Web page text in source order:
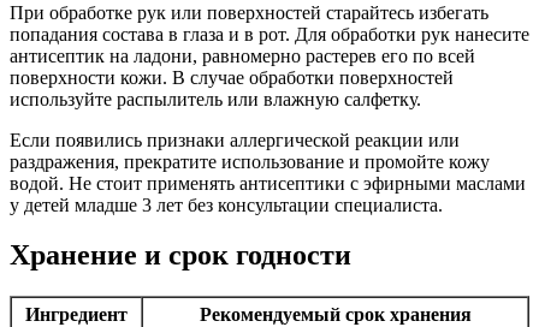
При обработке рук или поверхностей старайтесь избегать
попадания состава в глаза и в рот. Для обработки рук нанесите
антисептик на ладони, равномерно растерев его по всей
поверхности кожи. В случае обработки поверхностей
используйте распылитель или влажную салфетку.
Если появились признаки аллергической реакции или
раздражения, прекратите использование и промойте кожу
водой. Не стоит применять антисептики с эфирными маслами
у детей младше 3 лет без консультации специалиста.
Хранение и срок годности
Ингредиент
Рекомендуемый срок хранения